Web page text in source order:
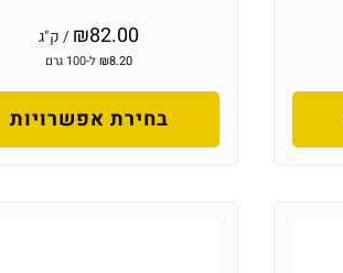
₪82.00 / ק"ג
₪8.20 ל-100 גרם
בחירת אפשרויות